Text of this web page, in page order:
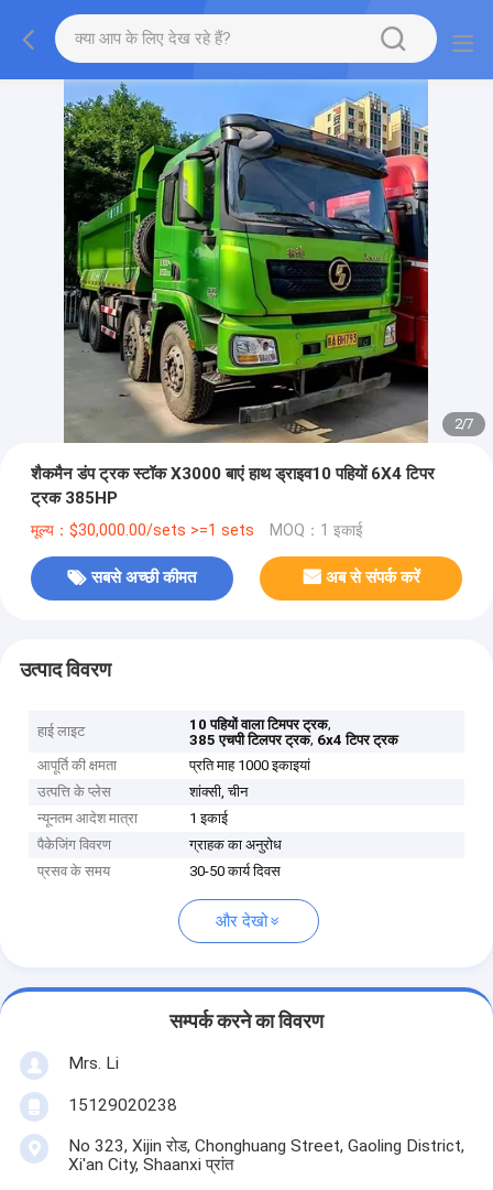
2/7
शैकमैन डंप ट्रक स्टॉक X3000 बाएं हाथ ड्राइव10 पहियों 6X4 टिपर
ट्रक 385HP
मूल्य：$30,000.00/sets >=1 sets MOQ：1 इकाई
सबसे अच्छी कीमत अब से संपर्क करें
उत्पाद विवरण
हाई लाइट 10 पहियों वाला टिमपर ट्रक,
385 एचपी टिलपर ट्रक, 6x4 टिपर ट्रक
आपूर्ति की क्षमता
प्रति माह 1000 इकाइयां
उत्पत्ति के प्लेस
शांक्सी, चीन
न्यूनतम आदेश मात्रा
1 इकाई
पैकेजिंग विवरण
ग्राहक का अनुरोध
प्रसव के समय
30-50 कार्य दिवस
और देखो
सम्पर्क करने का विवरण
Mrs. Li
15129020238
No 323, Xijin रोड, Chonghuang Street, Gaoling District,
Xi'an City, Shaanxi प्रांत